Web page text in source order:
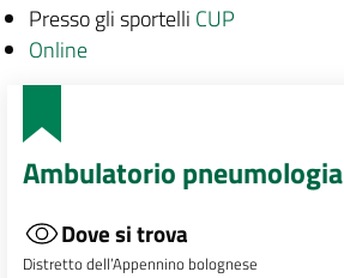
Presso gli sportelli CUP
Online
Ambulatorio pneumologia
Dove si trova
Distretto dell’Appennino bolognese